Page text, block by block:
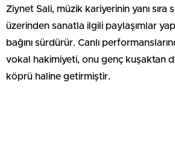
Ziynet Sali, müzik kariyerinin yanı sıra
üzerinden sanatla ilgili paylaşımlar
bağını sürdürür. Canlı
vokal hakimiyeti, onu genç kuşaktan
köprü haline getirmiştir.